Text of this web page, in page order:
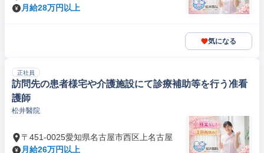
月給28万円以上
気になる
正社員
訪問先の患者様宅や介護施設にて診療補助等を行う准看
護師
松井醫院
〒451-0025愛知県名古屋市西区上名古屋
月給26万円以上